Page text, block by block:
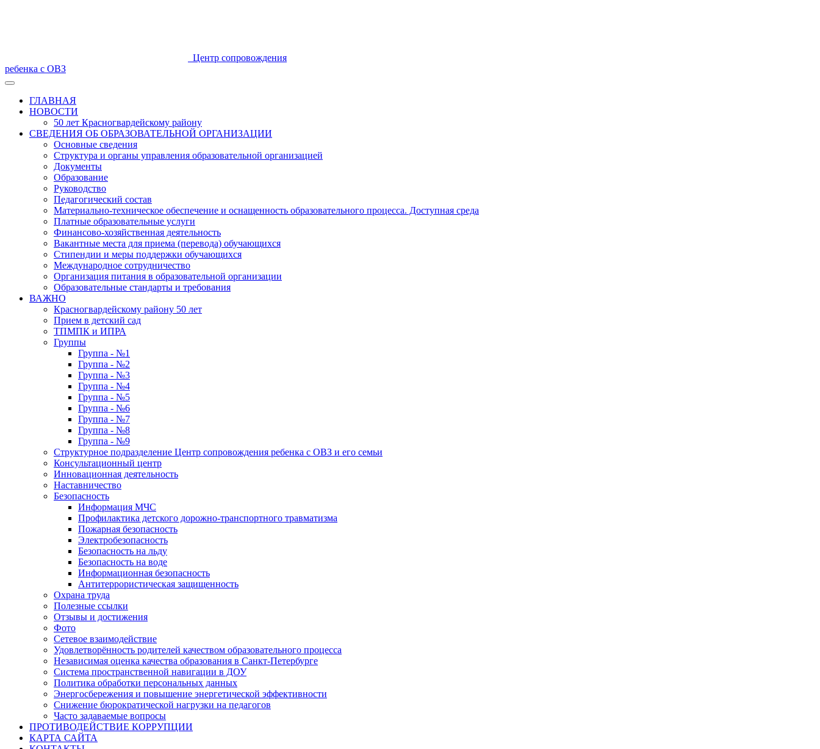
Центр сопровождения
ребенка с ОВЗ
ГЛАВНАЯ
НОВОСТИ
50 лет Красногвардейскому району
СВЕДЕНИЯ ОБ ОБРАЗОВАТЕЛЬНОЙ ОРГАНИЗАЦИИ
Основные сведения
Структура и органы управления образовательной организацией
Документы
Образование
Руководство
Педагогический состав
Материально-техническое обеспечение и оснащенность образовательного процесса. Доступная среда
Платные образовательные услуги
Финансово-хозяйственная деятельность
Вакантные места для приема (перевода) обучающихся
Стипендии и меры поддержки обучающихся
Международное сотрудничество
Организация питания в образовательной организации
Образовательные стандарты и требования
ВАЖНО
Красногвардейскому району 50 лет
Прием в детский сад
ТПМПК и ИПРА
Группы
Группа - №1
Группа - №2
Группа - №3
Группа - №4
Группа - №5
Группа - №6
Группа - №7
Группа - №8
Группа - №9
Структурное подразделение Центр сопровождения ребенка с ОВЗ и его семьи
Консультационный центр
Инновационная деятельность
Наставничество
Безопасность
Информация МЧС
Профилактика детского дорожно-транспортного травматизма
Пожарная безопасность
Электробезопасность
Безопасность на льду
Безопасность на воде
Информационная безопасность
Антитеррористическая защищенность
Охрана труда
Полезные ссылки
Отзывы и достижения
Фото
Сетевое взаимодействие
Удовлетворённость родителей качеством образовательного процесса
Независимая оценка качества образования в Санкт-Петербурге
Система пространственной навигации в ДОУ
Политика обработки персональных данных
Энергосбережения и повышение энергетической эффективности
Снижение бюрократической нагрузки на педагогов
Часто задаваемые вопросы
ПРОТИВОДЕЙСТВИЕ КОРРУПЦИИ
КАРТА САЙТА